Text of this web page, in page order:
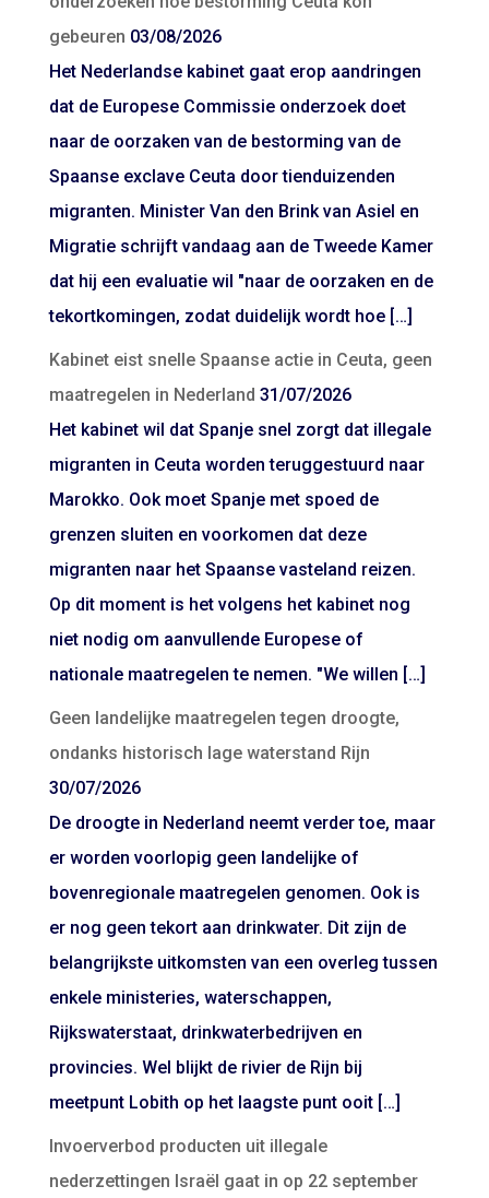
gebeuren 03/08/2026
Het Nederlandse kabinet gaat erop aandringen
dat de Europese Commissie onderzoek doet
naar de oorzaken van de bestorming van de
Spaanse exclave Ceuta door tienduizenden
migranten. Minister Van den Brink van Asiel en
Migratie schrijft vandaag aan de Tweede Kamer
dat hij een evaluatie wil "naar de oorzaken en de
tekortkomingen, zodat duidelijk wordt hoe […]
Kabinet eist snelle Spaanse actie in Ceuta, geen
maatregelen in Nederland 31/07/2026
Het kabinet wil dat Spanje snel zorgt dat illegale
migranten in Ceuta worden teruggestuurd naar
Marokko. Ook moet Spanje met spoed de
grenzen sluiten en voorkomen dat deze
migranten naar het Spaanse vasteland reizen.
Op dit moment is het volgens het kabinet nog
niet nodig om aanvullende Europese of
nationale maatregelen te nemen. "We willen […]
Geen landelijke maatregelen tegen droogte,
ondanks historisch lage waterstand Rijn
30/07/2026
De droogte in Nederland neemt verder toe, maar
er worden voorlopig geen landelijke of
bovenregionale maatregelen genomen. Ook is
er nog geen tekort aan drinkwater. Dit zijn de
belangrijkste uitkomsten van een overleg tussen
enkele ministeries, waterschappen,
Rijkswaterstaat, drinkwaterbedrijven en
provincies. Wel blijkt de rivier de Rijn bij
meetpunt Lobith op het laagste punt ooit […]
Invoerverbod producten uit illegale
nederzettingen Israël gaat in op 22 september